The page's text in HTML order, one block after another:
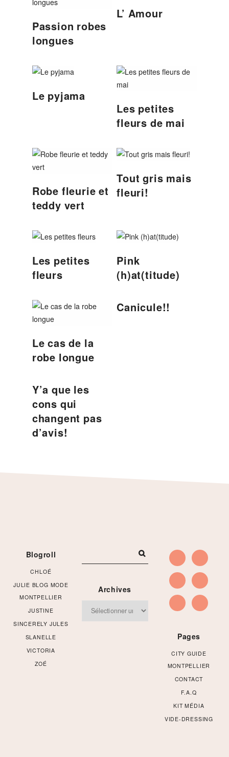
Passion robes
longues
L’ Amour
Le pyjama
Les petites
fleurs de mai
Robe fleurie et
teddy vert
Tout gris mais
fleuri!
Les petites
fleurs
Pink
(h)at(titude)
Le cas de la
robe longue
Canicule!!
Y’a que les
cons qui
changent pas
d’avis!
Blogroll
CHLOÉ
JULIE BLOG MODE
MONTPELLIER
JUSTINE
SINCERELY JULES
SLANELLE
VICTORIA
ZOÉ
Archives
Archives
Pages
CITY GUIDE
MONTPELLIER
CONTACT
F.A.Q
KIT MÉDIA
VIDE-DRESSING